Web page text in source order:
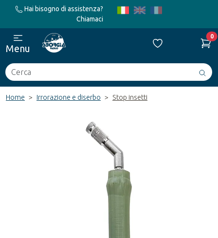
Hai bisogno di assistenza?
Chiamaci
Cerca
0
Menu
Home Irrorazione e diserbo Stop insetti